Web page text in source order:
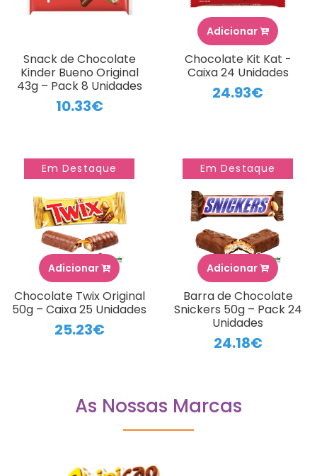
Snack de Chocolate
Kinder Bueno Original
43g – Pack 8 Unidades
10.33€
Adicionar
Chocolate Kit Kat -
Caixa 24 Unidades
24.93€
Em Destaque
Adicionar
Chocolate Twix Original
50g – Caixa 25 Unidades
25.23€
Em Destaque
Adicionar
Barra de Chocolate
Snickers 50g – Pack 24
Unidades
24.18€
As Nossas Marcas